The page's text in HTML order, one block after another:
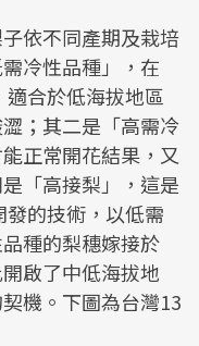
依不同產期及栽培
冷性品種」，在
合於低海拔地區
；其二是「高需冷
正常開花結果，又
「高接梨」，這是
的技術，以低需
種的梨穗嫁接於
啟了中低海拔地
機。下圖為台灣13